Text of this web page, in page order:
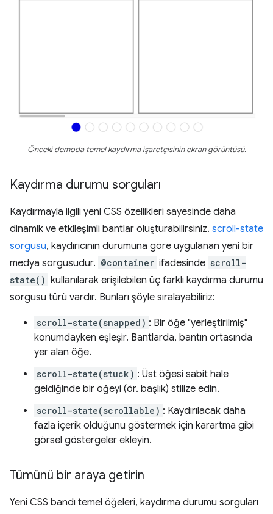
Önceki demoda temel kaydırma işaretçisinin ekran görüntüsü.
Kaydırma durumu sorguları
Kaydırmayla ilgili yeni CSS özellikleri sayesinde daha
dinamik ve etkileşimli bantlar oluşturabilirsiniz. scroll-state
sorgusu, kaydırıcının durumuna göre uygulanan yeni bir
medya sorgusudur. @container ifadesinde scroll-
state() kullanılarak erişilebilen üç farklı kaydırma durumu
sorgusu türü vardır. Bunları şöyle sıralayabiliriz:
scroll-state(snapped) : Bir öğe "yerleştirilmiş"
konumdayken eşleşir. Bantlarda, bantın ortasında
yer alan öğe.
scroll-state(stuck) : Üst öğesi sabit hale
geldiğinde bir öğeyi (ör. başlık) stilize edin.
scroll-state(scrollable) : Kaydırılacak daha
fazla içerik olduğunu göstermek için karartma gibi
görsel göstergeler ekleyin.
Tümünü bir araya getirin
Yeni CSS bandı temel öğeleri, kaydırma durumu sorguları